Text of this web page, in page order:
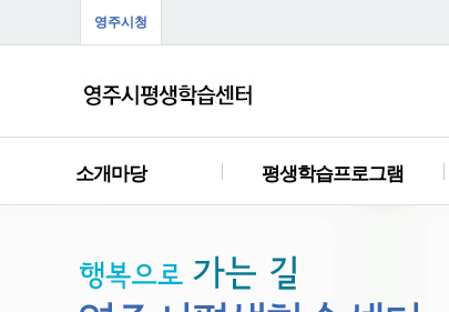
영주시청
소개마당 평생학습프로그램